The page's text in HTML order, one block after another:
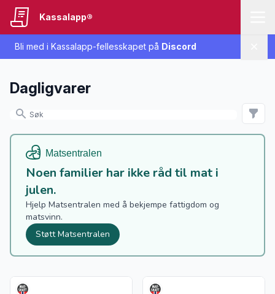
Bli med i Kassalapp-fellesskapet på Discord
Kassalapp®
Dagligvarer
Noen familier har ikke råd til mat i
julen.
Hjelp Matsentralen med å bekjempe fattigdom og
matsvinn.
Støtt Matsentralen
Vis flere detaljer for produktet "Vilmarkshonning 500g
Vis flere detaljer for